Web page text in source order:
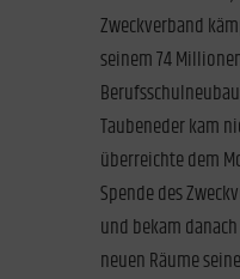
Zweckverband
seinem 74
Taubeneder kam
überreichte dem
Spende des
und bekam
neuen Räume